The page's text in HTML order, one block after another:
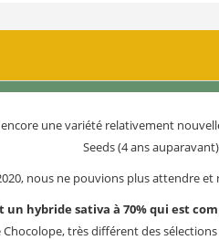
une variété relativement
Seeds (4 ans
nous ne pouvions plus attendre
un hybride sativa à 70% qui est
très différent des